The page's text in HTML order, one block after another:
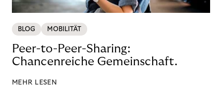
BLOG MOBILITÄT
Peer-to-Peer-Sharing:
Chancenreiche Gemeinschaft.
MEHR LESEN